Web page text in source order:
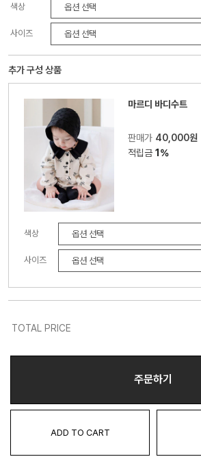
색상
사이즈
추가 구성 상품
마르디 바디수트
판매가 40,000원
적립금1%
색상
사이즈
TOTAL PRICE
주문하기
ADD TO CART